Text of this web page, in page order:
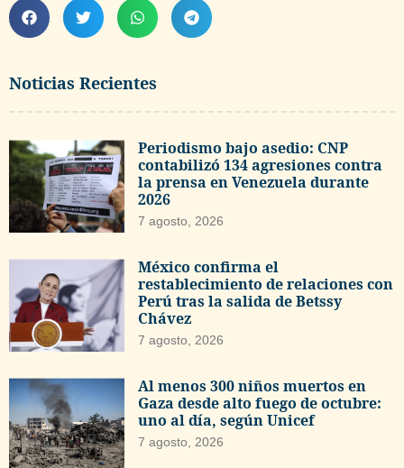
Noticias Recientes
Periodismo bajo asedio: CNP
contabilizó 134 agresiones contra
la prensa en Venezuela durante
2026
7 agosto, 2026
México confirma el
restablecimiento de relaciones con
Perú tras la salida de Betssy
Chávez
7 agosto, 2026
Al menos 300 niños muertos en
Gaza desde alto fuego de octubre:
uno al día, según Unicef
7 agosto, 2026